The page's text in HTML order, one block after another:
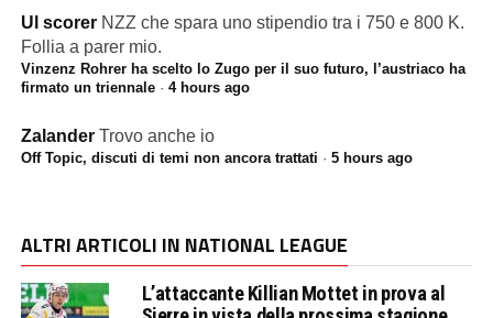
Ul scorer NZZ che spara uno stipendio tra i 750 e 800 K.
Follia a parer mio.
Vinzenz Rohrer ha scelto lo Zugo per il suo futuro, l’austriaco ha
firmato un triennale· 4 hours ago
Zalander Trovo anche io
Off Topic, discuti di temi non ancora trattati · 5 hours ago
ALTRI ARTICOLI IN NATIONAL LEAGUE
L’attaccante Killian Mottet in prova al